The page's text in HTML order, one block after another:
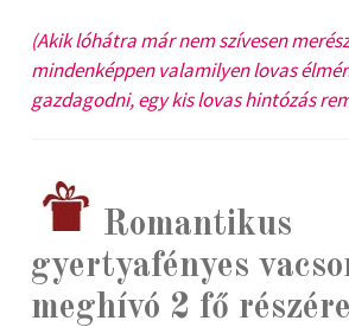
(Akik lóhátra már nem szívesen
mindenképpen valamilyen lovas
gazdagodni, egy kis lovas hintózás
Romantikus
gyertyafényes
meghívó 2 fő részére